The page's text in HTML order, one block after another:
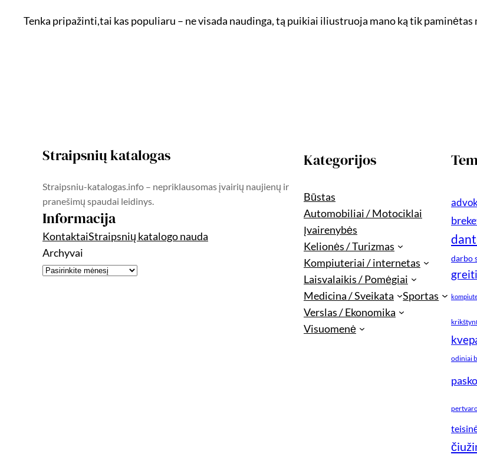
Tenka pripažinti,tai kas populiaru – ne visada naudinga, tą puikiai iliustruoja mano ką tik paminėtas
Straipsnių katalogas
Straipsniu-katalogas.info – nepriklausomas įvairių naujienų ir
pranešimų spaudai leidinys.
Informacija
KontaktaiStraipsnių katalogo nauda
Archyvai
Kategorijos
Būstas
Automobiliai / Motociklai
Įvairenybės
Kelionės / Turizmas
Kompiuteriai / internetas
Laisvalaikis / Pomėgiai
Medicina / Sveikata
Sportas
Verslas / Ekonomika
Visuomenė
darbo
odiniai